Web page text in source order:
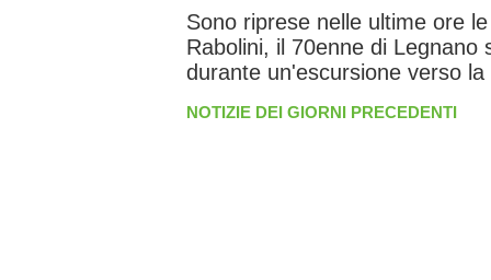
Sono riprese nelle ultime ore
Rabolini, il 70enne di Legnano
durante un'escursione verso
NOTIZIE DEI GIORNI PRECEDENTI